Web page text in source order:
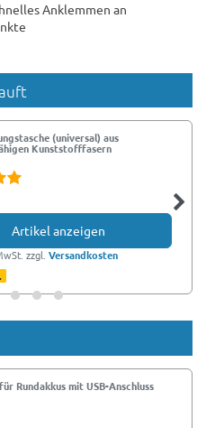
Anklemmen an
(universal) aus
Kunststofffasern
Artikel anzeigen
zzgl.Versandkosten
Rundakkus mit USB-Anschluss